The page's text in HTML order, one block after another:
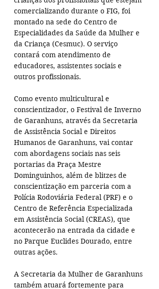
comercializando durante o FIG, foi
montado na sede do Centro de
Especialidades da Saúde da Mulher e
da Criança (Cesmuc). O serviço
contará com atendimento de
educadores, assistentes sociais e
outros profissionais.
Como evento multicultural e
conscientizador, o Festival de Inverno
de Garanhuns, através da Secretaria
de Assistência Social e Direitos
Humanos de Garanhuns, vai contar
com abordagens sociais nas seis
portarias da Praça Mestre
Dominguinhos, além de blitzes de
conscientização em parceria com a
Polícia Rodoviária Federal (PRF) e o
Centro de Referência Especializada
em Assistência Social (CREAS), que
acontecerão na entrada da cidade e
no Parque Euclides Dourado, entre
outras ações.
A Secretaria da Mulher de Garanhuns
também atuará fortemente para